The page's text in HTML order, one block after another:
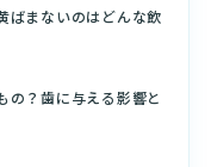
ばまないのはどんな飲
の？歯に与える影響と